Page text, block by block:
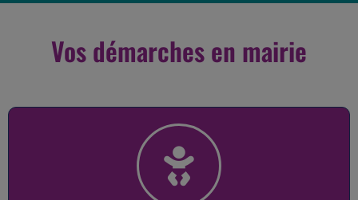
Vos démarches en mairie